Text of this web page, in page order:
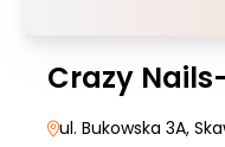
Crazy
ul. Bukowska 3A,